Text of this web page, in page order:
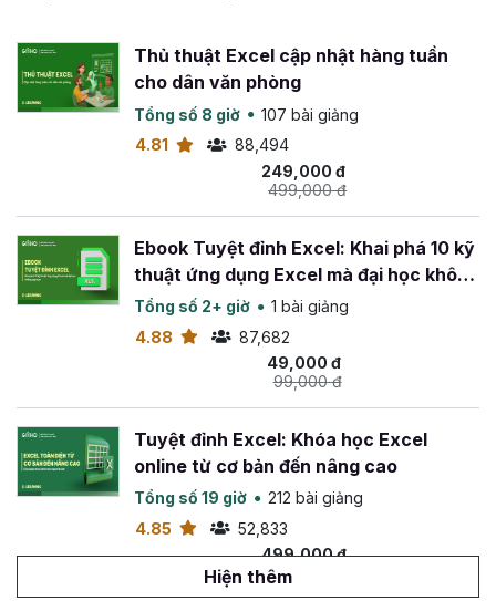
Thủ thuật Excel cập nhật hàng tuần
cho dân văn phòng
Tổng số 8 giờ
107 bài giảng
4.81
88,494
249,000 đ
499,000 đ
Ebook Tuyệt đỉnh Excel: Khai phá 10 kỹ
thuật ứng dụng Excel mà đại học không
dạy bạn
Tổng số 2+ giờ
1 bài giảng
4.88
87,682
49,000 đ
99,000 đ
Tuyệt đỉnh Excel: Khóa học Excel
online từ cơ bản đến nâng cao
Tổng số 19 giờ
212 bài giảng
4.85
52,833
499,000 đ
799,000 đ
Hiện thêm